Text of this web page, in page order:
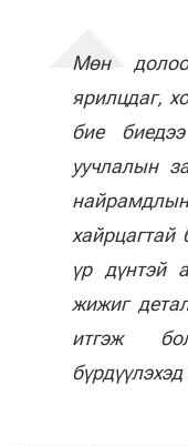
Мөн
ярилцдаг,
бие
уучлалын
хайрцагтай
үр дүнтэй
жижиг
итгэж
бүрдүүлэхэд